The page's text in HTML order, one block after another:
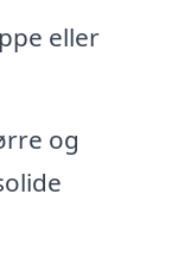
eller
og